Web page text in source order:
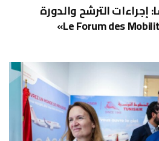
الترشح والدورة